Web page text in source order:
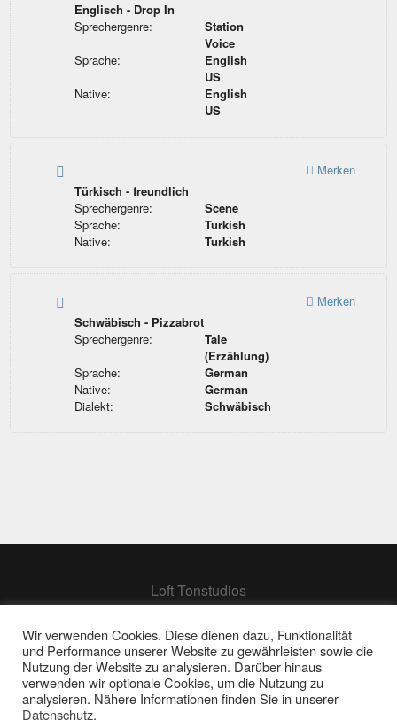
Englisch - Drop In
Sprechergenre:
Station
Voice
Sprache:
English
US
Native:
English
US
Türkisch - freundlich
Sprechergenre:
Scene
Sprache:
Turkish
Native:
Turkish
Merken
Schwäbisch - Pizzabrot
Sprechergenre:
Tale
(Erzählung)
Sprache:
German
Native:
German
Dialekt:
Schwäbisch
Merken
Loft Tonstudios
Berlin
Frankfurt
Wir verwenden Cookies. Diese dienen dazu, Funktionalität
und Performance unserer Website zu gewährleisten sowie die
Nutzung der Website zu analysieren. Darüber hinaus
verwenden wir optionale Cookies, um die Nutzung zu
analysieren. Nähere Informationen finden Sie in unserer
Datenschutz.